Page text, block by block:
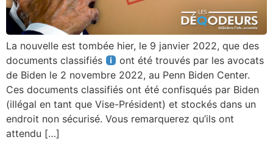
La nouvelle est tombée hier, le 9 janvier 2022, que des
documents classifiés
ont été trouvés par les avocats
de Biden le 2 novembre 2022, au Penn Biden Center.
Ces documents classifiés ont été confisqués par Biden
(illégal en tant que Vise-Président) et stockés dans un
endroit non sécurisé. Vous remarquerez qu’ils ont
attendu […]